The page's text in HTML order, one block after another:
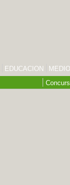
EDUCACION